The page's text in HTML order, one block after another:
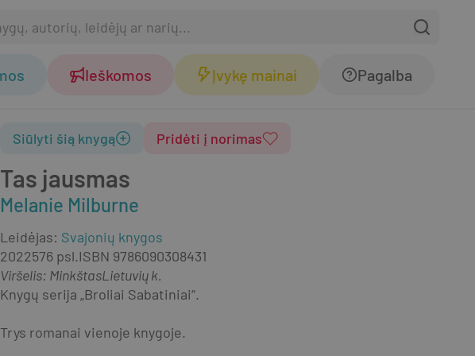
Ieškomos Įvykę mainai Pagalba
Tas jausmas
Melanie Milburne
Siūlyti šią knygą Pridėti į norimas
Leidėjas: Svajonių knygos
2022576 psl.ISBN 9786090308431
Viršelis: MinkštasLietuvių k.
Knygų serija „Broliai Sabatiniai“.
Trys romanai vienoje knygoje.